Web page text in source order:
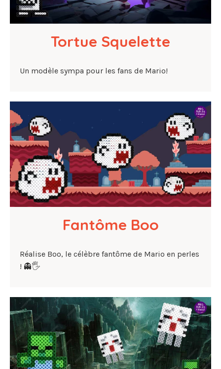
Tortue Squelette
Un modèle sympa pour les fans de Mario!
Fantôme Boo
Réalise Boo, le célèbre fantôme de Mario en perles
! 👻🖐️